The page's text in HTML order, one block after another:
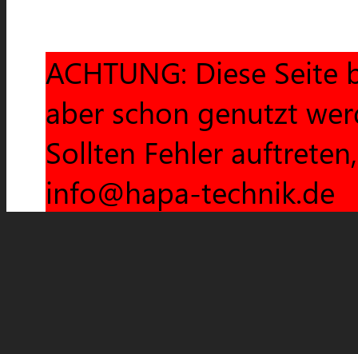
ACHTUNG: Diese
aber schon genutzt
Sollten Fehler
info@hapa-technik.de